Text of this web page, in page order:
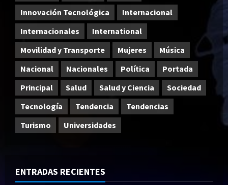
Innovación Tecnológica
Internacional
Internacionales
International
Movilidad y Transporte
Mujeres
Música
Nacional
Nacionales Política
Portada
Principal
Salud Salud y Ciencia
Sociedad
Tecnología
Tendencia
Tendencias
Turismo
Universidades
ENTRADAS RECIENTES